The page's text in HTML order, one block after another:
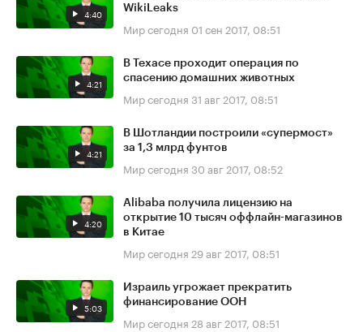
4:40
WikiLeaks
Мир сегодня 01 сен 2017, 08:51
4:21
В Техасе проходит операция по
спасению домашних животных
Мир сегодня 31 авг 2017, 08:51
4:21
В Шотландии построили «супермост»
за 1,3 млрд фунтов
Мир сегодня 30 авг 2017, 08:52
4:20
Alibaba получила лицензию на
открытие 10 тысяч оффлайн-магазинов
в Китае
Мир сегодня 29 авг 2017, 08:51
5:03
Израиль угрожает прекратить
финансирование ООН
Мир сегодня 28 авг 2017, 08:51